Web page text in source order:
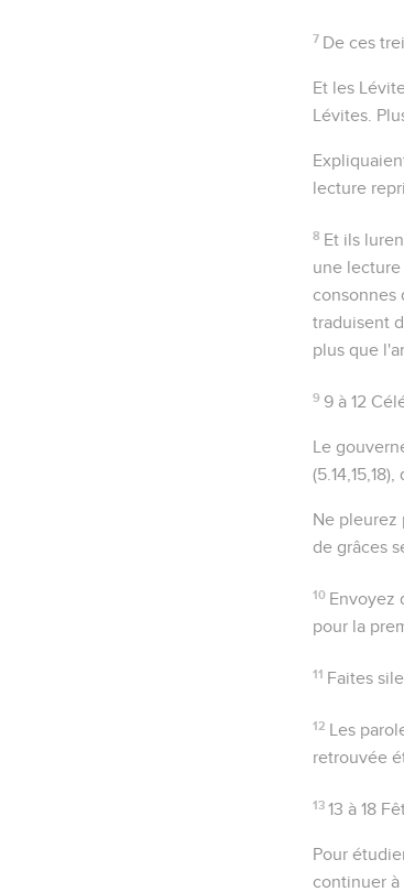
7 De ces
Et les
Lévites.
lecture
8 Et ils
une lecture
consonnes
traduisent
plus que
9 9 à 12
Le
(5.14,15,18),
Ne pleurez
de grâces
10 Envoyez
pour la
11 Faites
12 Les
retrouvée
13 13 à 18
Pour
continuer à